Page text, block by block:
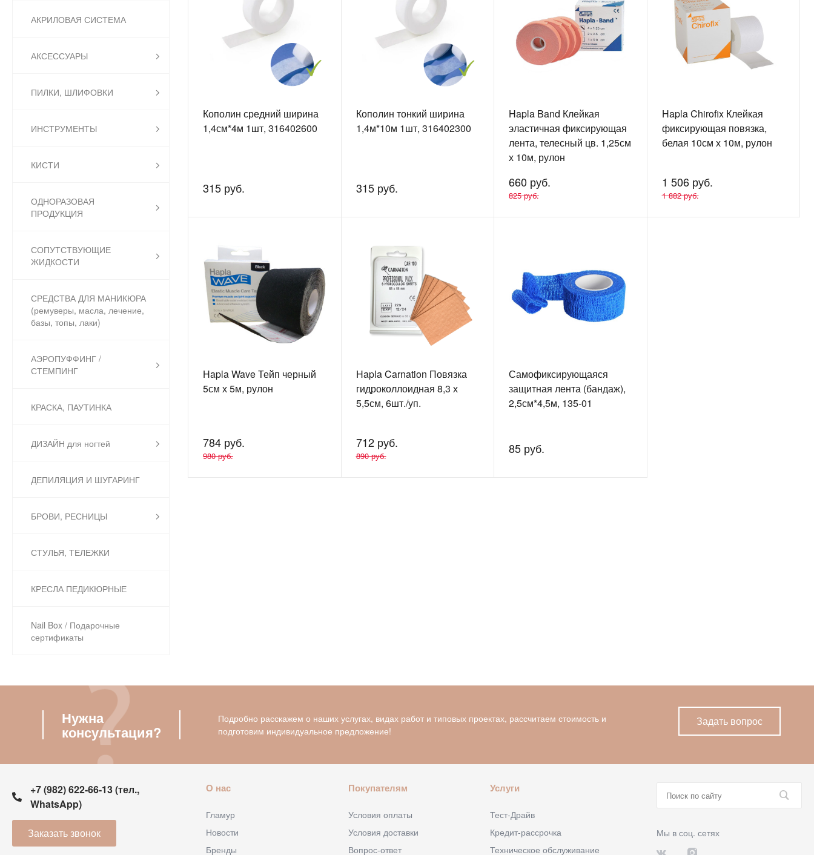
АКРИЛОВАЯ СИСТЕМА
АКСЕССУАРЫ
ПИЛКИ, ШЛИФОВКИ
ИНСТРУМЕНТЫ
КИСТИ
ОДНОРАЗОВАЯ
ПРОДУКЦИЯ
СОПУТСТВУЮЩИЕ
ЖИДКОСТИ
СРЕДСТВА ДЛЯ МАНИКЮРА
(ремуверы, масла, лечение,
базы, топы, лаки)
АЭРОПУФФИНГ /
СТЕМПИНГ
КРАСКА, ПАУТИНКА
ДИЗАЙН для ногтей
ДЕПИЛЯЦИЯ И ШУГАРИНГ
БРОВИ, РЕСНИЦЫ
СТУЛЬЯ, ТЕЛЕЖКИ
КРЕСЛА ПЕДИКЮРНЫЕ
Nail Box / Подарочные
сертификаты
Кополин средний ширина
1,4см*4м 1шт, 316402600
315 руб.
Кополин тонкий ширина
1,4м*10м 1шт, 316402300
315 руб.
Hapla Band Клейкая
эластичная фиксирующая
лента, телесный цв. 1,25см
х 10м, рулон
660 руб.
825 руб.
Hapla Chirofix Клейкая
фиксирующая повязка,
белая 10см х 10м, рулон
1 506 руб.
1 882 руб.
Hapla Wave Тейп черный
5см х 5м, рулон
784 руб.
980 руб.
Hapla Carnation Повязка
гидроколлоидная 8,3 х
5,5см, 6шт./уп.
712 руб.
890 руб.
Самофиксирующаяся
защитная лента (бандаж),
2,5см*4,5м, 135-01
85 руб.
Нужна
консультация?
Подробно расскажем о наших услугах, видах работ и типовых проектах, рассчитаем стоимость и
подготовим индивидуальное предложение!
Задать вопрос
+7 (982) 622-66-13 (тел.,
WhatsApp)
Заказать звонок
О нас
Гламур
Новости
Бренды
Покупателям
Условия оплаты
Условия доставки
Вопрос-ответ
Услуги
Тест-Драйв
Кредит-рассрочка
Техническое обслуживание
Мы в соц. сетях